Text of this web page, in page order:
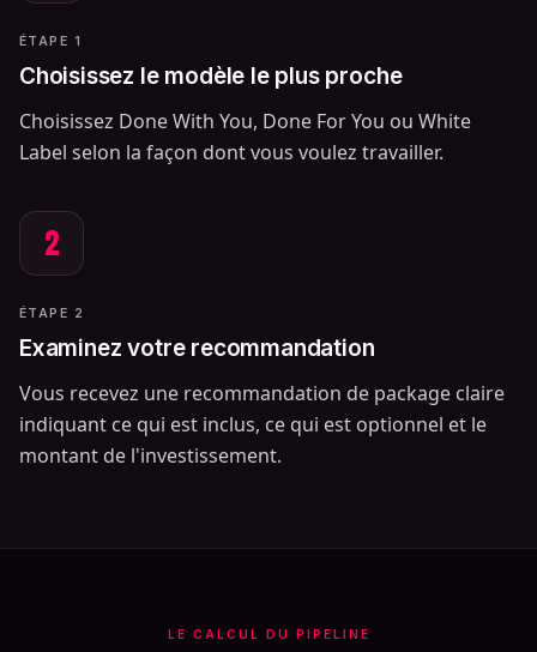
ÉTAPE 1
Choisissez le modèle le plus proche
Choisissez Done With You, Done For You ou White
Label selon la façon dont vous voulez travailler.
2
ÉTAPE 2
Examinez votre recommandation
Vous recevez une recommandation de package claire
indiquant ce qui est inclus, ce qui est optionnel et le
montant de l'investissement.
LE CALCUL DU PIPELINE